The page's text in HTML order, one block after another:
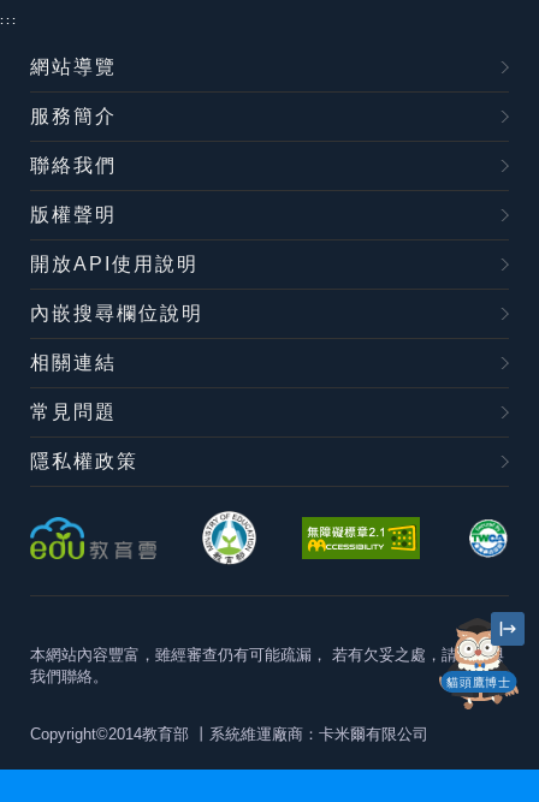
貓頭鷹博士
:::
網站導覽
服務簡介
聯絡我們
版權聲明
開放API使用說明
內嵌搜尋欄位說明
相關連結
常見問題
隱私權政策
本網站內容豐富，雖經審查仍有可能疏漏， 若有欠妥之處，請隨時與
我們聯絡。
Copyright©2014教育部 丨系統維運廠商：卡米爾有限公司